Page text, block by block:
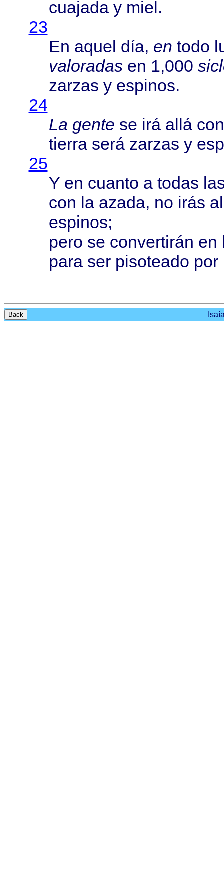
cuajaday miel.
23
En aquel día, en todo
valoradasen 1,000
zarzas y espinos.
24
La gente se irá allá
tierra será zarzas y
25
Y en cuanto a todas
con la azada, no irás
espinos;
pero se convertirán en
paraser pisoteado
Back